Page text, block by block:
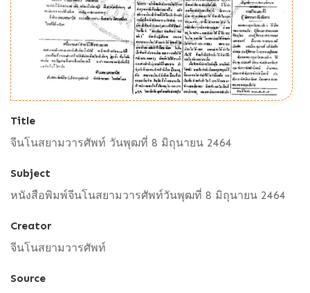
Title
จีนโนสยามวารศัพท์ วันพุฒที่ 8 มิถุนายน 2464
Subject
หนังสือพิมพ์จีนโนสยามวารศัพท์วันพุฒที่ 8 มิถุนายน 2464
Creator
จีนโนสยามวารศัพท์
Source